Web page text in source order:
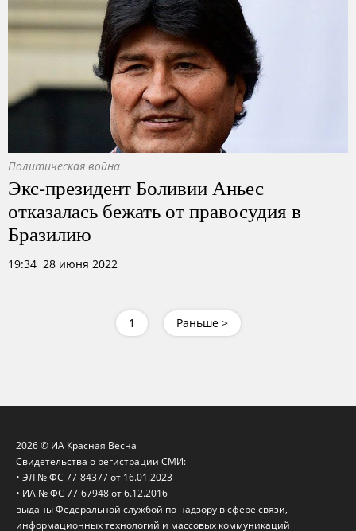
Политическая война
Экс-президент Боливии Аньес
отказалась бежать от правосудия в
Бразилию
19:34 28 июня 2022
1 Раньше >
2026 © ИА Красная Весна
Свидетельства о регистрации СМИ:
• ЭЛ № ФС 77-84377 от 16.01.2023
• ИА № ФС 77-67948 от 6.12.2016
выданы Федеральной службой по надзору в сфере связи,
информационных технологий и массовых коммуникаций